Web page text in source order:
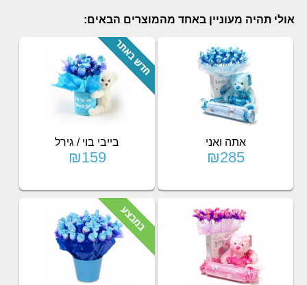
אולי תהיה מעוניין באחד מהמוצרים הבאים:
אתה ואני
₪285
בייבי בוי / גירל
₪159